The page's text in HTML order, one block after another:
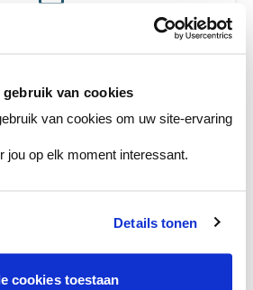
gebruik van cookies
van cookies om uw site-ervaring
jou op elk moment interessant.
Details tonen
cookies toestaan
stalen van je
tinten om je kleur
advies om kleuren te
de kleuradviseur door je